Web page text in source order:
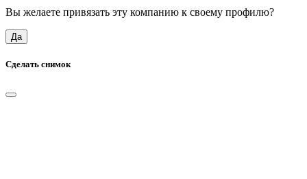
Вы желаете привязать эту компанию к своему профилю?
Да
Сделать снимок